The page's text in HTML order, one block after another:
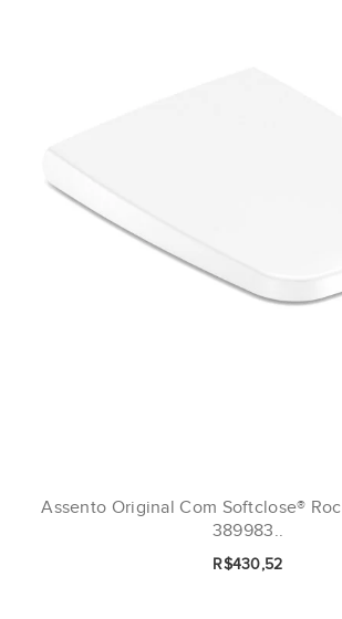
Assento Original Com Softclose®
389983..
R$430,52